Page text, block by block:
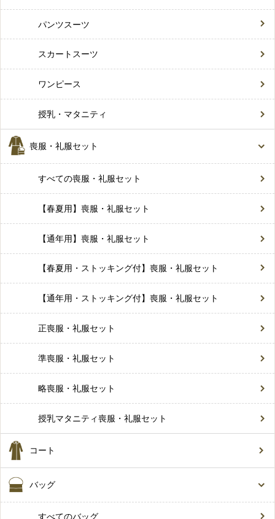
パンツスーツ
スカートスーツ
ワンピース
授乳・マタニティ
喪服・礼服セット
すべての喪服・礼服セット
【春夏用】喪服・礼服セット
【通年用】喪服・礼服セット
【春夏用・ストッキング付】喪服・礼服セット
【通年用・ストッキング付】喪服・礼服セット
正喪服・礼服セット
準喪服・礼服セット
略喪服・礼服セット
授乳マタニティ喪服・礼服セット
コート
バッグ
すべてのバッグ